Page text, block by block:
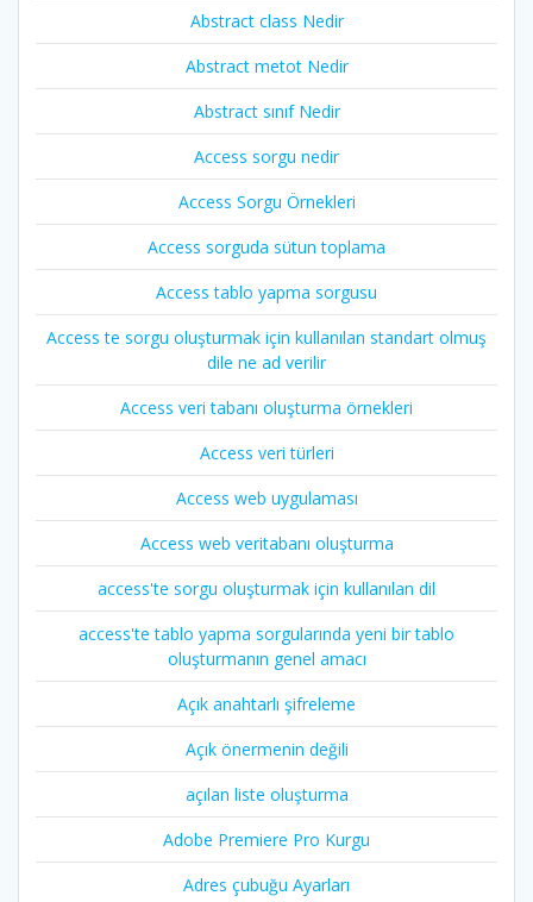
Abstract class Nedir
Abstract metot Nedir
Abstract sınıf Nedir
Access sorgu nedir
Access Sorgu Örnekleri
Access sorguda sütun toplama
Access tablo yapma sorgusu
Access te sorgu oluşturmak için kullanılan standart olmuş
dile ne ad verilir
Access veri tabanı oluşturma örnekleri
Access veri türleri
Access web uygulaması
Access web veritabanı oluşturma
access'te sorgu oluşturmak için kullanılan dil
access'te tablo yapma sorgularında yeni bir tablo
oluşturmanın genel amacı
Açık anahtarlı şifreleme
Açık önermenin değili
açılan liste oluşturma
Adobe Premiere Pro Kurgu
Adres çubuğu Ayarları